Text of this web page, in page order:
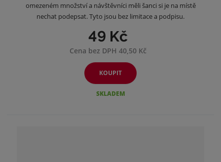
omezeném množství a návštěvníci měli šanci si je na místě
nechat podepsat. Tyto jsou bez limitace a podpisu.
49 Kč
Cena bez DPH 40,50 Kč
KOUPIT
SKLADEM